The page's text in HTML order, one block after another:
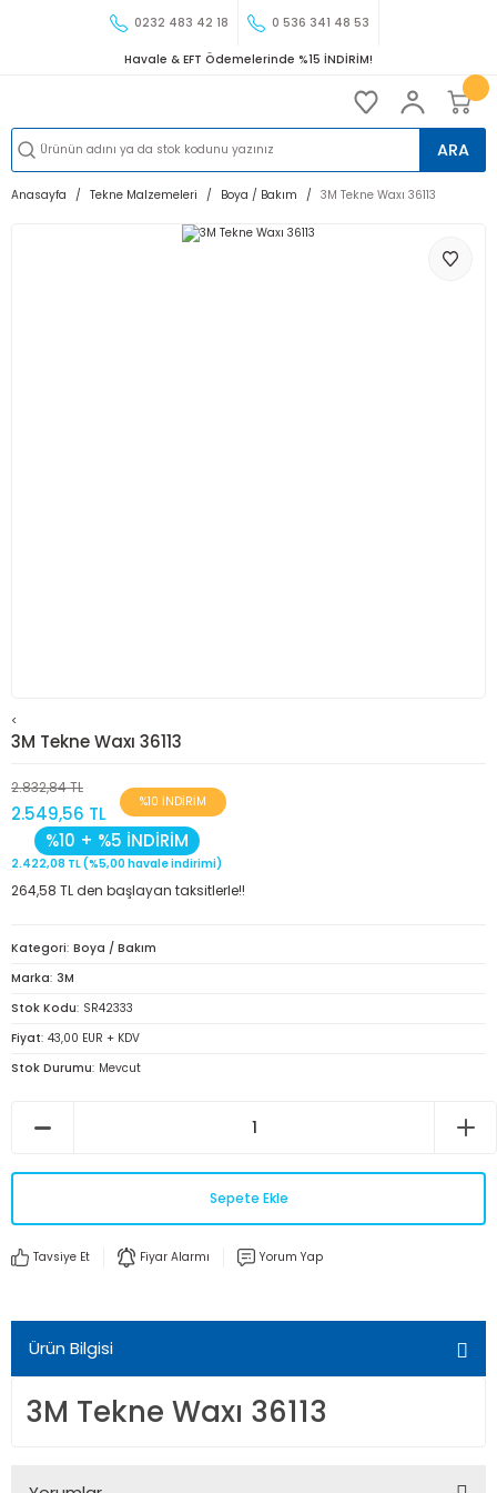
0232 483 42 18 0 536 341 48 53
Havale & EFT Ödemelerinde %15 İNDİRİM!
ARA
Anasayfa Tekne Malzemeleri Boya / Bakım 3M Tekne Waxı 36113
<
3M Tekne Waxı 36113
2.832,84 TL
2.549,56 TL
%10 İNDİRİM
%10 + %5 İNDİRİM
2.422,08 TL (%5,00 havale indirimi)
264,58 TL den başlayan taksitlerle!!
Kategori Boya / Bakım
Marka 3M
Stok Kodu SR42333
Fiyat 43,00 EUR + KDV
Stok Durumu Mevcut
Sepete Ekle
Tavsiye Et Fiyar Alarmı Yorum Yap
Ürün Bilgisi
3M Tekne Waxı 36113